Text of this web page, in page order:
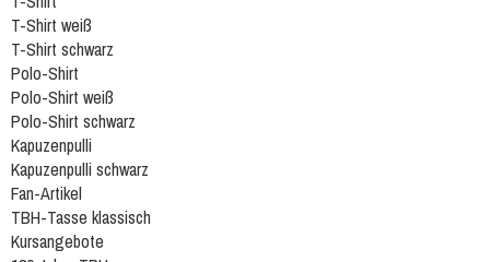
T-Shirt weiß
T-Shirt schwarz
Polo-Shirt
Polo-Shirt weiß
Polo-Shirt schwarz
Kapuzenpulli
Kapuzenpulli schwarz
Fan-Artikel
TBH-Tasse klassisch
Kursangebote